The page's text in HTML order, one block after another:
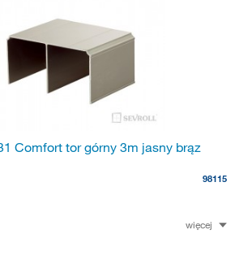
Comfort tor górny 3m jasny brąz
98115
więcej